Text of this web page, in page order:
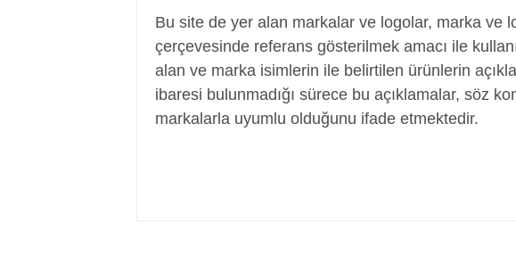
Bu site de yer alan markalar ve logolar, marka ve
çerçevesinde referans gösterilmek amacı ile
alan ve marka isimlerin ile belirtilen ürünlerin
ibaresi bulunmadığı sürece bu açıklamalar, söz
markalarla uyumlu olduğunu ifade etmektedir.